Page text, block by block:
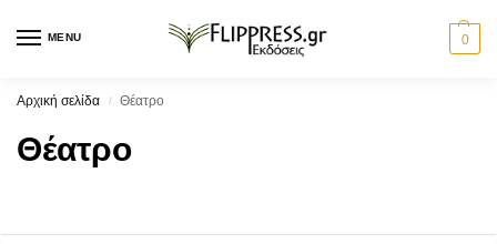
MENU 0
Αρχική σελίδα / Θέατρο
Θέατρο